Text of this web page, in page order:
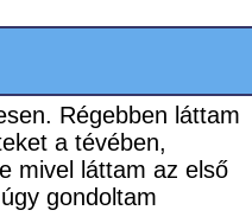
Régebben láttam
a tévében,
mivel láttam az első
gondoltam